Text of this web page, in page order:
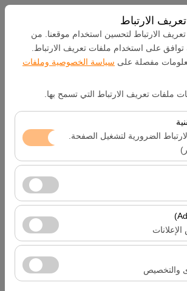
الارتباط
الارتباط لتحسين استخدام موقعنا. من
توافق على استخدام ملفات تعريف الارتباط.
مفصلة على سياسة الخصوصية وملفات
ملفات تعريف الارتباط التي تسمح بها.
الضرورية لتشغيل الصفحة.
الارتباط هذه ضرورية لعمل الموقع بشكل
وإدارة الجلسات، والوظائف الأساسية. لا يمكن
الارتباط هذه تحليل كيفية استخدام موقعنا
الأكثر زيارة، سلوك المستخدمين).
لقياس أداء الموقع وتحسين تجربة
مستمر.
تعريف الارتباط هذه عرض إعلانات مخصصة
وقياس فعالية حملاتنا الإعلانية (عدد مرات
والتخصيص